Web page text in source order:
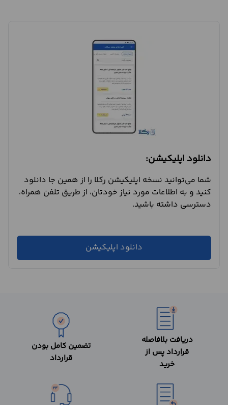
دانلود اپلیکیشن:
شما می‌توانید نسخه اپلیکیشن رکلا را از همین جا دانلود
کنید و به اطلاعات مورد نیاز خودتان، از طریق تلفن همراه،
دسترسی داشته باشید.
دانلود اپلیکیشن
دریافت بلافاصله
قرارداد پس از
خرید
تضمین کامل بودن
قرارداد